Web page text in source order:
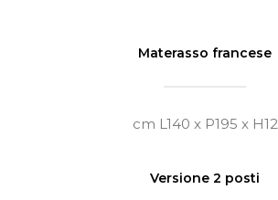
Materasso francese
cm L140 x P195 x H12
Versione 2 posti